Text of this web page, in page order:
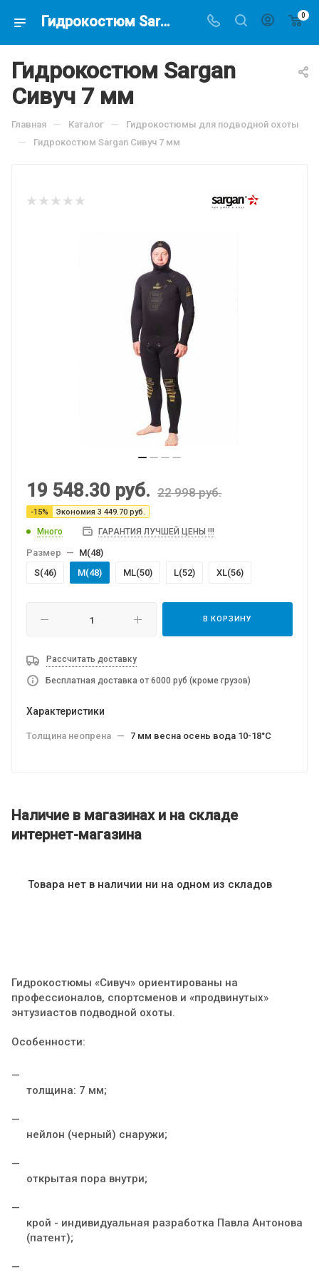
Гидрокостюм Sargan Сивуч 7 мм, по цене 16998.3 руб, купить в интернет-магазине подводной охоты Водолаз.РФ в Москве. - 0
Гидрокостюм Sargan
Сивуч 7 мм
Главная — Каталог — Гидрокостюмы для подводной охоты
— Гидрокостюм Sargan Сивуч 7 мм
19 548.30 руб. 22 998руб.
-15% Экономия 3 449.70 руб.
Много ГАРАНТИЯ ЛУЧШЕЙ ЦЕНЫ !!!
Размер — M(48)
S(46)
M(48) МL(50) L(52) XL(56)
В КОРЗИНУ
Рассчитать доставку
Бесплатная доставка от 6000 руб (кроме грузов)
Характеристики
Толщина неопрена — 7 мм весна осень вода 10-18°C
Наличие в магазинах и на складе
интернет-магазина
Товара нет в наличии ни на одном из складов
Гидрокостюмы «Сивуч» ориентированы на
профессионалов, спортсменов и «продвинутых»
энтузиастов подводной охоты.
Особенности:
толщина: 7 мм;
нейлон (черный) снаружи;
открытая пора внутри;
крой - индивидуальная разработка Павла Антонова
(патент);